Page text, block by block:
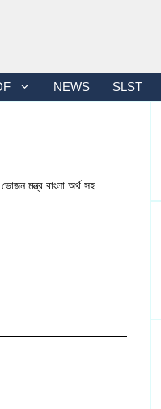
NEWS SLST
মন্ত্র বাংলা অর্থ সহ